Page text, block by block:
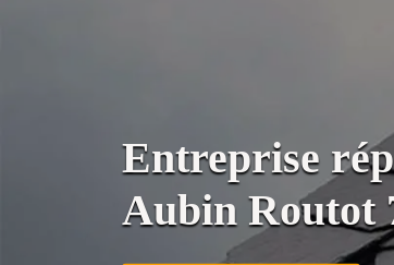
Entreprise
Aubin Routot